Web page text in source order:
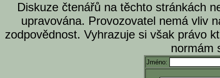
Diskuze čtenářů na těchto stránkách
upravována. Provozovatel nemá vliv
zodpovědnost. Vyhrazuje si však právo
normám
Jméno: